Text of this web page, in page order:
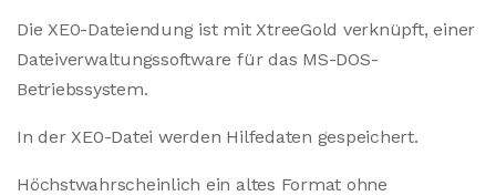
Die XE0-Dateiendung ist mit XtreeGold verknüpft, einer
Dateiverwaltungssoftware für das MS-DOS-
Betriebssystem.
In der XE0-Datei werden Hilfedaten gespeichert.
Höchstwahrscheinlich ein altes Format ohne